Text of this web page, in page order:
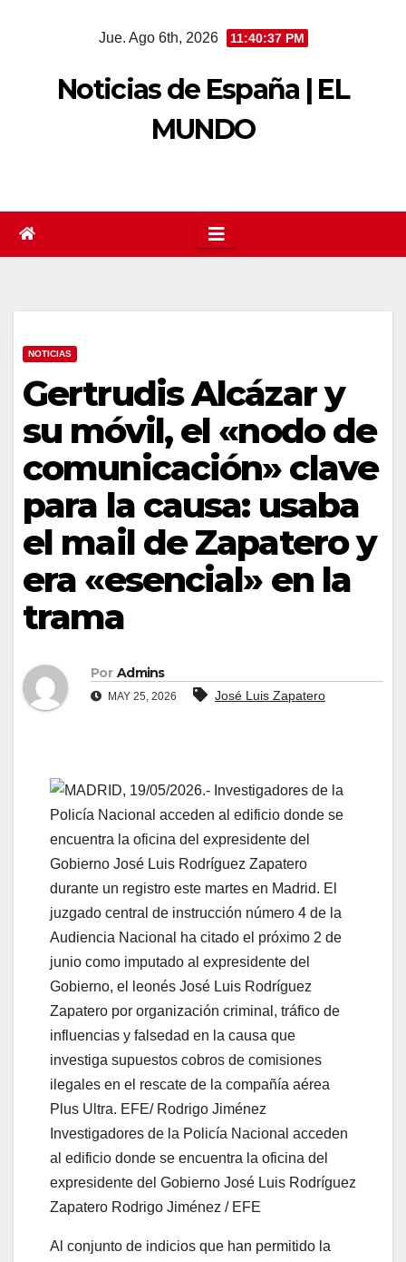
Jue. Ago 6th, 2026 11:40:38 PM
Noticias de España | EL
MUNDO
NOTICIAS
Gertrudis Alcázar y
su móvil, el «nodo de
comunicación» clave
para la causa: usaba
el mail de Zapatero y
era «esencial» en la
trama
Por Admins
MAY 25, 2026 José Luis Zapatero
Investigadores de la Policía Nacional acceden
al edificio donde se encuentra la oficina del
expresidente del Gobierno José Luis Rodríguez
Zapatero Rodrigo Jiménez / EFE
Al conjunto de indicios que han permitido la